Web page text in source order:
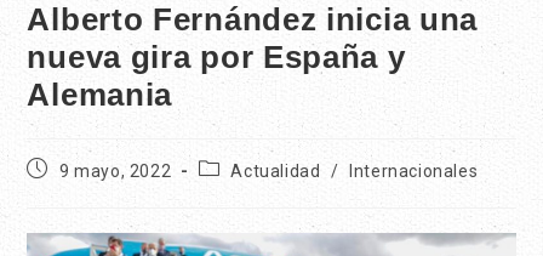
Alberto Fernández inicia una
nueva gira por España y
Alemania
9 mayo, 2022 Actualidad / Internacionales